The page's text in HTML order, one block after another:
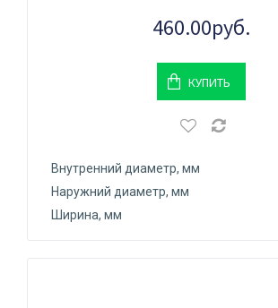
460.00руб.
КУПИТЬ
Внутренний диаметр, мм
Наружний диаметр, мм
Ширина, мм